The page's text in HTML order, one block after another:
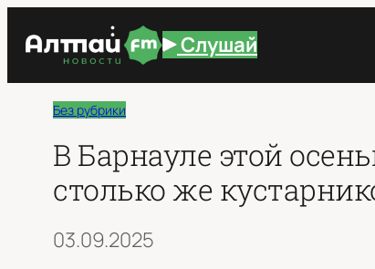
Слушай
Без рубрики
В Барнауле этой
столько же
03.09.2025